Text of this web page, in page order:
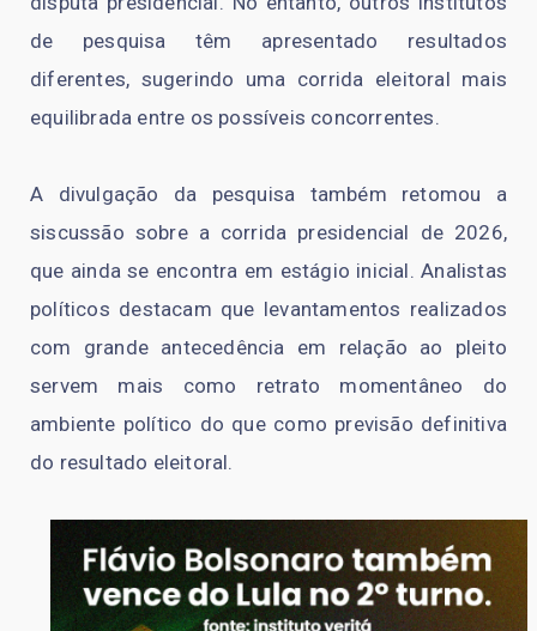
de pesquisa têm apresentado resultados
diferentes, sugerindo uma corrida eleitoral mais
equilibrada entre os possíveis concorrentes.
A divulgação da pesquisa também retomou a
siscussão sobre a corrida presidencial de 2026,
que ainda se encontra em estágio inicial. Analistas
políticos destacam que levantamentos realizados
com grande antecedência em relação ao pleito
servem mais como retrato momentâneo do
ambiente político do que como previsão definitiva
do resultado eleitoral.